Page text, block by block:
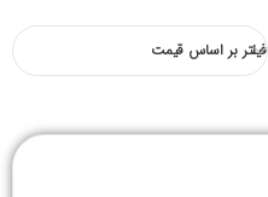
فیلتر بر اساس قیمت